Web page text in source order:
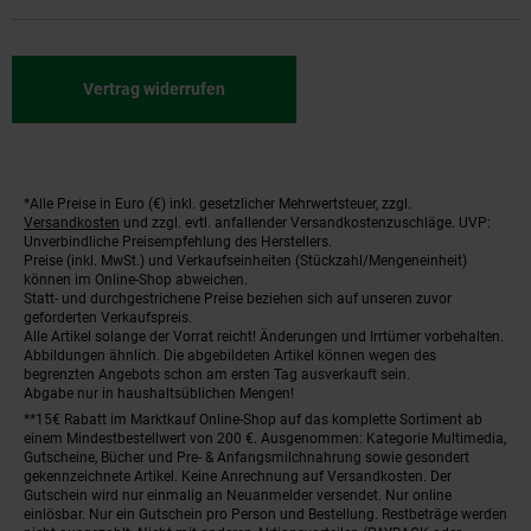
Vertrag widerrufen
Fußnoten
*Alle Preise in Euro (€) inkl. gesetzlicher Mehrwertsteuer, zzgl.
Versandkosten und zzgl. evtl. anfallender Versandkostenzuschläge. UVP:
Unverbindliche Preisempfehlung des Herstellers.
Preise (inkl. MwSt.) und Verkaufseinheiten (Stückzahl/Mengeneinheit)
können im Online-Shop abweichen.
Statt- und durchgestrichene Preise beziehen sich auf unseren zuvor
geforderten Verkaufspreis.
Alle Artikel solange der Vorrat reicht! Änderungen und Irrtümer vorbehalten.
Abbildungen ähnlich. Die abgebildeten Artikel können wegen des
begrenzten Angebots schon am ersten Tag ausverkauft sein.
Abgabe nur in haushaltsüblichen Mengen!
**15€ Rabatt im Marktkauf Online-Shop auf das komplette Sortiment ab
einem Mindestbestellwert von 200 €. Ausgenommen: Kategorie Multimedia,
Gutscheine, Bücher und Pre- & Anfangsmilchnahrung sowie gesondert
gekennzeichnete Artikel. Keine Anrechnung auf Versandkosten. Der
Gutschein wird nur einmalig an Neuanmelder versendet. Nur online
einlösbar. Nur ein Gutschein pro Person und Bestellung. Restbeträge werden